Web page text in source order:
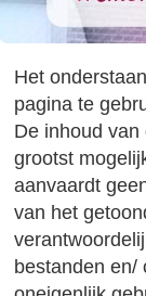
Het
pagina te
De inhoud
grootst
aanvaardt
van het
bestanden en/